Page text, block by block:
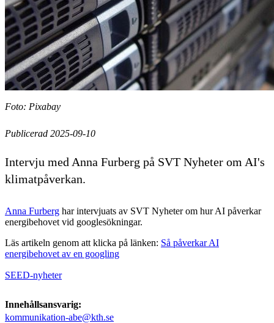
Foto: Pixabay
Publicerad 2025-09-10
Intervju med Anna Furberg på SVT Nyheter om AI's
klimatpåverkan.
Anna Furberg har intervjuats av SVT Nyheter om hur AI påverkar
energibehovet vid googlesökningar.
Läs artikeln genom att klicka på länken: Så påverkar AI
energibehovet av en googling
SEED-nyheter
Innehållsansvarig:
kommunikation-abe@kth.se